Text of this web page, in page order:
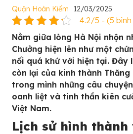
Quận Hoàn Kiếm 12/03/2025
4.2/5 - (5
Nằm giữa lòng Hà Nội nhộn
Chưởng hiện lên như một
nối quá khứ với hiện tại. Đây
còn lại của kinh thành
trong mình những câu
oanh liệt và tinh thần kiên
Việt Nam.
Lịch sử hình thành